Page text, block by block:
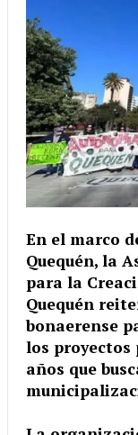
En el marco
Quequén, la
para la
Quequén
bonaerense
los proyectos
años que